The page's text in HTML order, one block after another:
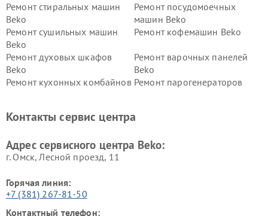
Ремонт стиральных машин
Beko
Ремонт посудомоечных
машин Beko
Ремонт сушильных машин
Beko
Ремонт кофемашин Beko
Ремонт духовых шкафов
Beko
Ремонт варочных панелей
Beko
Ремонт кухонных комбайнов Ремонт парогенераторов
Ремонт холодильников Beko Ремонт морозильных камер
Контакты сервис центра
Адрес сервисного центра Beko:
г. Омск, ​Лесной проезд, 11
Горячая линия:
+7 (381) 267-81-50
Контактный телефон: